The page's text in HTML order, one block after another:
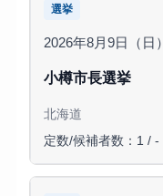
選挙
2026年8月9日（日）
小樽市長選挙
北海道
定数/候補者数：1 / -